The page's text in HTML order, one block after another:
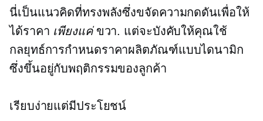
นี่เป็นแนวคิดที่ทรงพลังซึ่งขจัดความกดดันเพื่อให้
ได้ราคา เพียงแค่ ขวา. แต่จะบังคับให้คุณใช้
กลยุทธ์การกำหนดราคาผลิตภัณฑ์แบบไดนามิก
ซึ่งขึ้นอยู่กับพฤติกรรมของลูกค้า
เรียบง่ายแต่มีประโยชน์